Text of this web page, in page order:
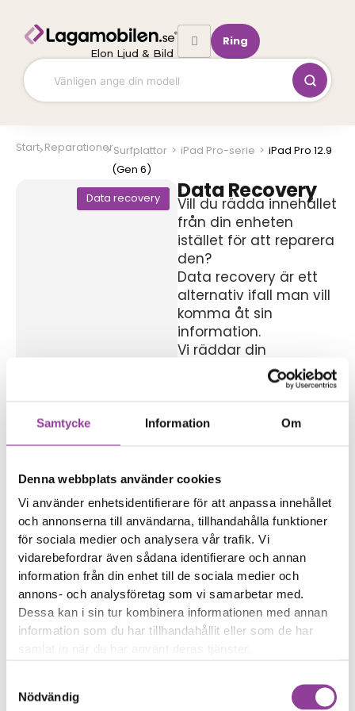
Samtycke Information Om
Denna webbplats använder cookies
Vi använder enhetsidentifierare för att anpassa innehållet
och annonserna till användarna, tillhandahålla funktioner
för sociala medier och analysera vår trafik. Vi
vidarebefordrar även sådana identifierare och annan
information från din enhet till de sociala medier och
annons- och analysföretag som vi samarbetar med.
Dessa kan i sin tur kombinera informationen med annan
information som du har tillhandahållit eller som de har
samlat in när du har använt deras tjänster.
Nödvändig
innehåll
Elon Ljud & Bild
Ring
Start ReparationerSurfplattor > iPad Pro-serie > iPad Pro 12.9
(Gen 6)
Data recovery
Data Recovery
Vill du rädda innehållet
från din enheten
istället för att reparera
den?
Data recovery är ett
alternativ ifall man vill
komma åt sin
information.
Vi räddar din
information och data
från skadade telefoner,
899,00
Du har viktig data i
Reparationstid – Ca 120
minuter
Boka tid
modell